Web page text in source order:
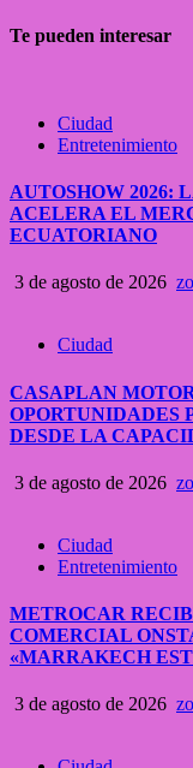
Te pueden interesar
Ciudad
Entretenimiento
AUTOSHOW 2026:
ACELERA EL
ECUATORIANO
3 de agosto de 2026
Ciudad
CASAPLAN
OPORTUNIDADES
DESDE LA
3 de agosto de 2026
Ciudad
Entretenimiento
METROCAR
COMERCIAL
«MARRAKECH
3 de agosto de 2026